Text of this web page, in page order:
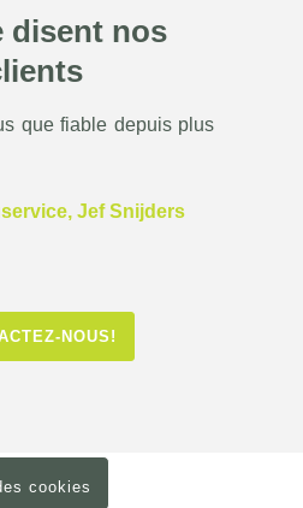
disent nos
que fiable depuis plus
Jef Snijders
NOUS!
cookies